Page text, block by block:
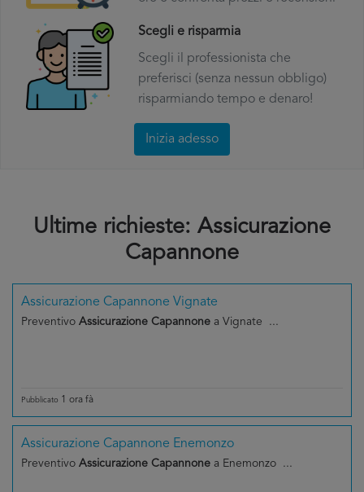
Scegli e risparmia
Scegli il professionista che
preferisci (senza nessun obbligo)
risparmiando tempo e denaro!
Inizia adesso
Ultime richieste: Assicurazione
Capannone
Assicurazione Capannone Vignate
Preventivo Assicurazione Capannone a Vignate ...
Pubblicato 1 ora fà
Assicurazione Capannone Enemonzo
Preventivo Assicurazione Capannone a Enemonzo ...